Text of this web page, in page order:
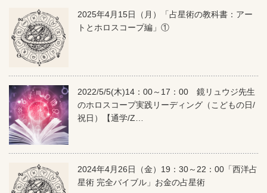
2025年4月15日（月）「占星術の教科書：アー
トとホロスコープ編」①
2022/5/5(木)14：00～17：00 鏡リュウジ先生
のホロスコープ実践リーディング（こどもの日/
祝日）【通学/Z…
2024年4月26日（金）19：30～22：00「西洋占
星術 完全バイブル」お金の占星術